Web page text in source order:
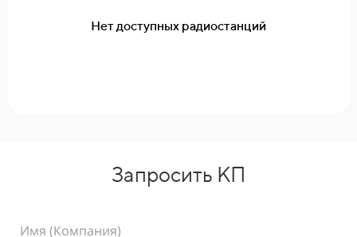
Нет доступных радиостанций
Запросить КП
Имя (Компания)